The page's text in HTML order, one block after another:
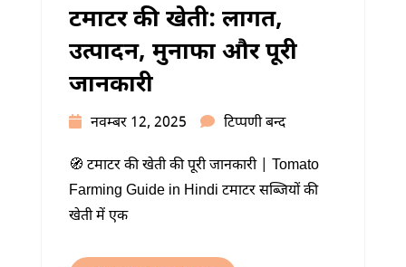
टमाटर की खेती: लागत,
उत्पादन, मुनाफा और पूरी
जानकारी
नवम्बर 12, 2025 टिप्पणी बन्दटमाटर
खेती:
लागत,
🧭 टमाटर की खेती की पूरी जानकारी | Tomato
Farming Guide in Hindi टमाटर सब्जियों की
खेती में एक